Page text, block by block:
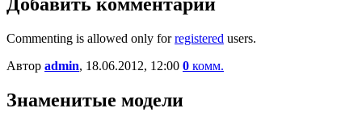
Добавить комментарий
Commenting is allowed only forregistered users.
Автор admin, 18.06.2012, 12:00 0 комм.
Знаменитые модели